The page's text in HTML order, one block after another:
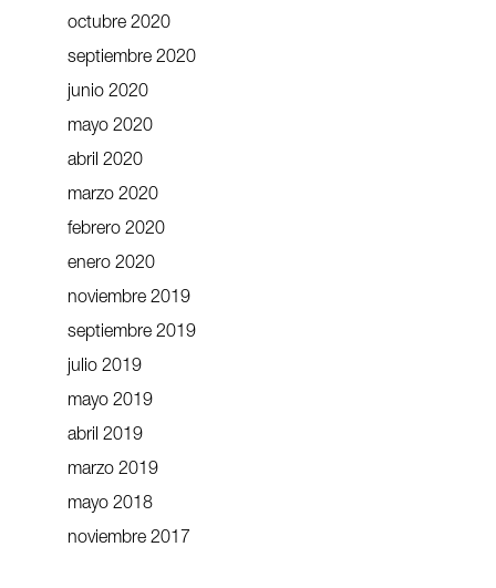
octubre 2020
septiembre 2020
junio 2020
mayo 2020
abril 2020
marzo 2020
febrero 2020
enero 2020
noviembre 2019
septiembre 2019
julio 2019
mayo 2019
abril 2019
marzo 2019
mayo 2018
noviembre 2017